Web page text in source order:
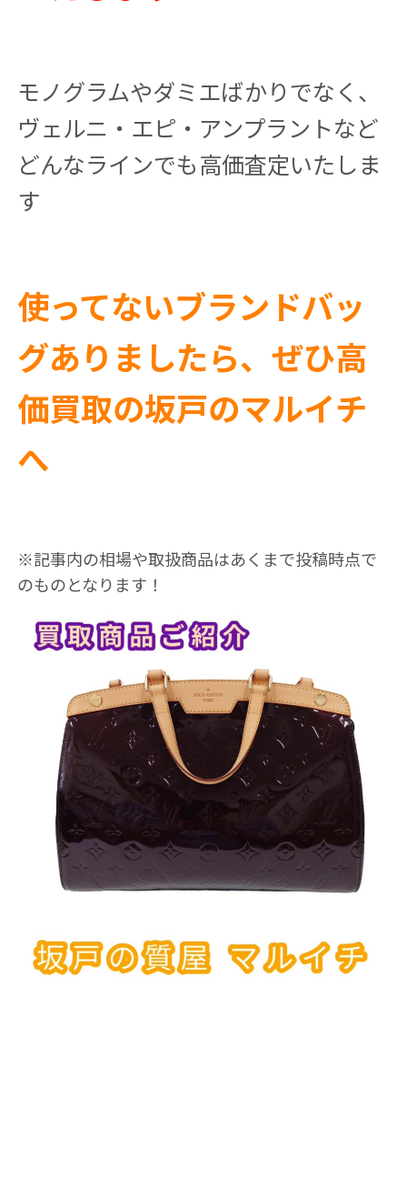
モノグラムやダミエばかりでなく、
ヴェルニ・エピ・アンプラントなど
どんなラインでも高価査定いたしま
す
使ってないブランドバッ
グありましたら、ぜひ高
価買取の坂戸のマルイチ
へ
※記事内の相場や取扱商品はあくまで投稿時点で
のものとなります！